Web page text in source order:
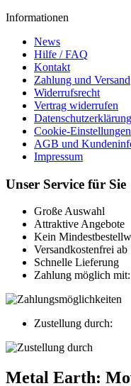
Informationen
News
Hilfe / FAQ
Kontakt
Zahlung und Versand
Widerrufsrecht
Vertrag widerrufen
Datenschutzerklärung
Cookie-Einstellungen
AGB und
Impressum
Unser Service für Sie
Große Auswahl
Attraktive Angebote
Kein
Versandkostenfrei
Schnelle Lieferung
Zahlung möglich mit:
Zustellung durch:
Metal Earth: